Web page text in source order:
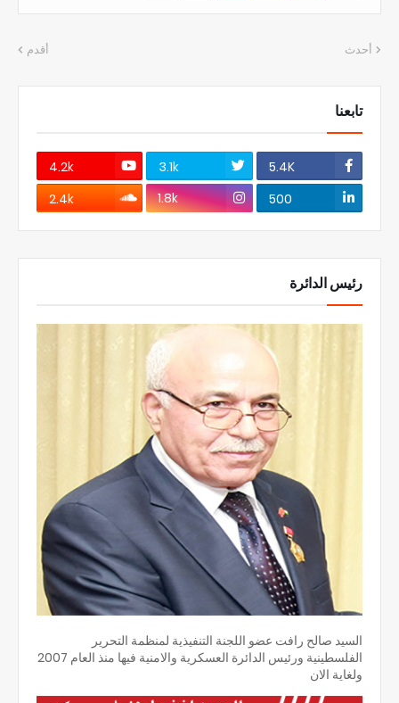
أحدث أقدم
تابعنا
5.4K
3.1k
4.2k
500
1.8k
2.4k
رئيس الدائرة
السيد صالح رافت عضو اللجنة التنفيذية لمنظمة التحرير
الفلسطينية ورئيس الدائرة العسكرية والامنية فيها منذ العام 2007
ولغاية الان